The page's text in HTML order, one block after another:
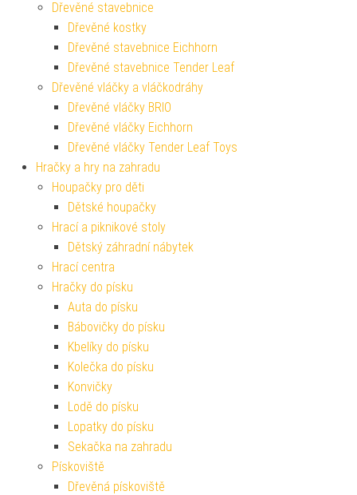
Dřevěné stavebnice
Dřevěné kostky
Dřevěné stavebnice Eichhorn
Dřevěné stavebnice Tender Leaf
Dřevěné vláčky a vláčkodráhy
Dřevěné vláčky BRIO
Dřevěné vláčky Eichhorn
Dřevěné vláčky Tender Leaf Toys
Hračky a hry na zahradu
Houpačky pro děti
Dětské houpačky
Hrací a piknikové stoly
Dětský záhradní nábytek
Hrací centra
Hračky do písku
Auta do písku
Bábovičky do písku
Kbelíky do písku
Kolečka do písku
Konvičky
Lodě do písku
Lopatky do písku
Sekačka na zahradu
Pískoviště
Dřevěná pískoviště